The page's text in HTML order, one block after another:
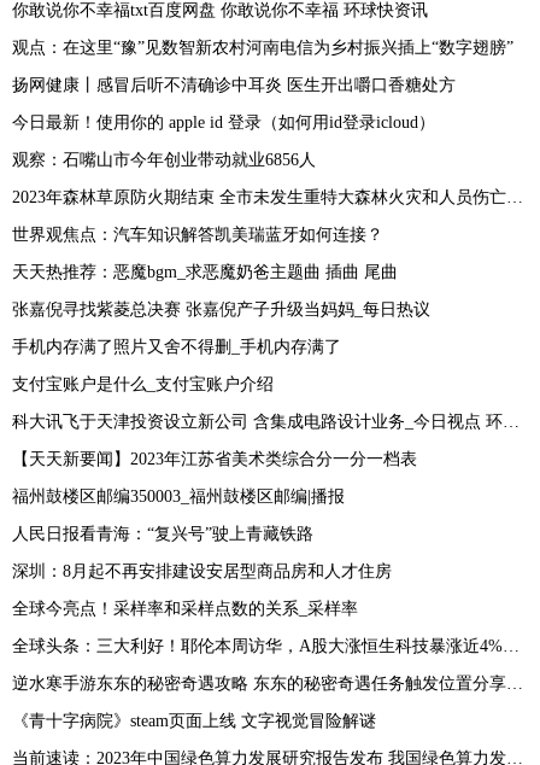
你敢说你不幸福txt百度网盘 你敢说你不幸福 环球快资讯
观点：在这里“豫”见数智新农村河南电信为乡村振兴插上“数字翅膀”
扬网健康丨感冒后听不清确诊中耳炎 医生开出嚼口香糖处方
今日最新！使用你的 apple id 登录（如何用id登录icloud）
观察：石嘴山市今年创业带动就业6856人
2023年森林草原防火期结束 全市未发生重特大森林火灾和人员伤亡事故
世界观焦点：汽车知识解答凯美瑞蓝牙如何连接？
天天热推荐：恶魔bgm_求恶魔奶爸主题曲 插曲 尾曲
张嘉倪寻找紫菱总决赛 张嘉倪产子升级当妈妈_每日热议
手机内存满了照片又舍不得删_手机内存满了
支付宝账户是什么_支付宝账户介绍
科大讯飞于天津投资设立新公司 含集成电路设计业务_今日视点 环球今头条
【天天新要闻】2023年江苏省美术类综合分一分一档表
福州鼓楼区邮编350003_福州鼓楼区邮编|播报
人民日报看青海：“复兴号”驶上青藏铁路
深圳：8月起不再安排建设安居型商品房和人才住房
全球今亮点！采样率和采样点数的关系_采样率
全球头条：三大利好！耶伦本周访华，A股大涨恒生科技暴涨近4%，人民币止跌
逆水寒手游东东的秘密奇遇攻略 东东的秘密奇遇任务触发位置分享[多图]
《青十字病院》steam页面上线 文字视觉冒险解谜
当前速读：2023年中国绿色算力发展研究报告发布 我国绿色算力发展态势良好